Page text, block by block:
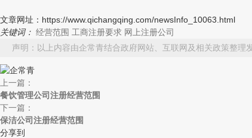
文章网址：https://www.qichangqing.com/newsInfo_10063.html
关键词： 经营范围 工商注册要求 网上注册公司
声明：以上内容由企常青结合政府网站、互联网及相关政策整理
上一篇：
餐饮管理公司注册经营范围
下一篇：
保洁公司注册经营范围
分享到